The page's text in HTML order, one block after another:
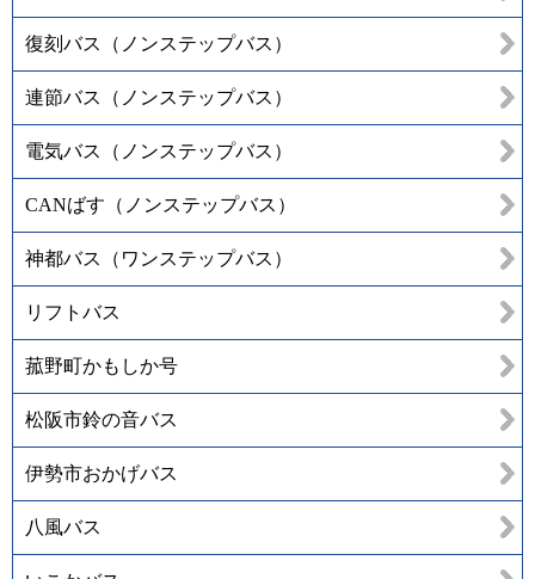
復刻バス（ノンステップバス）
連節バス（ノンステップバス）
電気バス（ノンステップバス）
CANばす（ノンステップバス）
神都バス（ワンステップバス）
リフトバス
菰野町かもしか号
松阪市鈴の音バス
伊勢市おかげバス
八風バス